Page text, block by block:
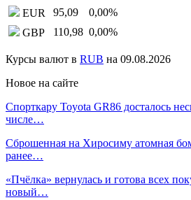
EUR
95,09 0,00%
GBP
110,98 0,00%
Курсы валют в RUB на 09.08.2026
Новое на сайте
Спорткару Toyota GR86 досталось
числе…
Сброшенная на Хиросиму атомная
ранее…
«Пчёлка» вернулась и готова всех
новый…